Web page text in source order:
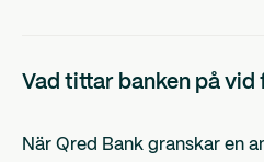
Vad tittar banken på
När Qred Bank granskar en